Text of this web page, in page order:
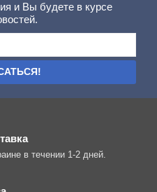
и Вы будете в курсе
в течении 1-2 дней.